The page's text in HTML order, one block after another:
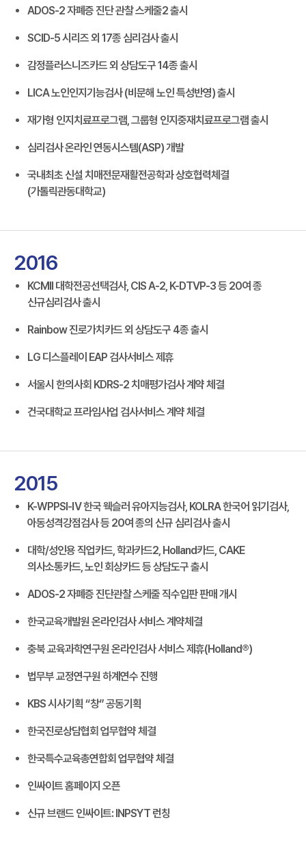
ADOS-2 자폐증 진단 관찰 스케줄2 출시
SCID-5 시리즈 외 17종 심리검사 출시
감정플러스니즈카드 외 상담도구 14종 출시
LICA 노인인지기능검사 (비문해 노인 특성반영) 출시
재가형 인지치료프로그램, 그룹형 인지중재치료프로그램 출시
심리검사 온라인 연동시스템(ASP) 개발
국내최초 신설 치매전문재활전공학과 상호협력체결
(가톨릭관동대학교)
2016
KCMII 대학전공선택검사, CIS A-2, K-DTVP-3 등 20여 종
신규심리검사 출시
Rainbow 진로가치카드 외 상담도구 4종 출시
LG 디스플레이 EAP 검사서비스 제휴
서울시 한의사회 KDRS-2 치매평가검사 계약 체결
건국대학교 프라임사업 검사서비스 계약 체결
2015
K-WPPSI-Ⅳ 한국 웩슬러 유아지능검사, KOLRA 한국어 읽기검사,
아동성격강점검사 등 20여 종의 신규 심리검사 출시
대학/성인용 직업카드, 학과카드2, Holland카드, CAKE
의사소통카드, 노인 회상카드 등 상담도구 출시
ADOS-2 자폐증 진단관찰 스케줄 직수입판 판매 개시
한국교육개발원 온라인검사 서비스 계약체결
충북 교육과학연구원 온라인검사 서비스 제휴(Holland®)
법무부 교정연구원 하계연수 진행
KBS 시사기획 “창” 공동기획
한국진로상담협회 업무협약 체결
한국특수교육총연합회 업무협약 체결
인싸이트 홈페이지 오픈
신규 브랜드 인싸이트: INPSYT 런칭